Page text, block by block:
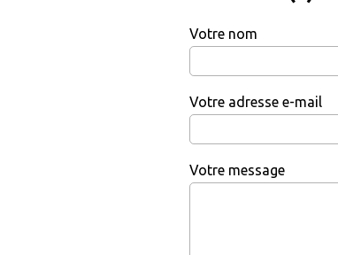
Votre nom
Votre adresse e-mail
Votre message